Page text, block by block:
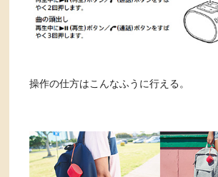
操作の仕方はこんなふうに行える。